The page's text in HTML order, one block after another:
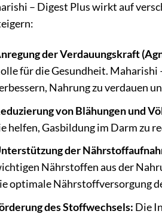
– Digest Plus wirkt auf
der Verdauungskraft
für die Gesundheit. Maharishi
Nahrung zu verdauen
von Blähungen und
helfen, Gasbildung im Darm zu
der
Nährstoffen aus der
optimale Nährstoffversorgung
des Stoffwechsels: Die